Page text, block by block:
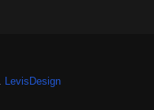
LevisDesign